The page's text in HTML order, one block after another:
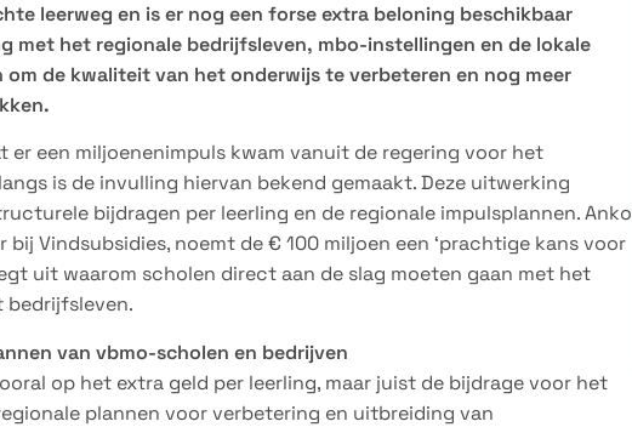
leerweg en is er nog een forse extra beloning beschikbaar
met het regionale bedrijfsleven, mbo-instellingen en de lokale
de kwaliteit van het onderwijs te verbeteren en nog meer
er een miljoenenimpuls kwam vanuit de regering voor het
is de invulling hiervan bekend gemaakt. Deze uitwerking
bijdragen per leerling en de regionale impulsplannen. Anko
Vindsubsidies, noemt de € 100 miljoen een ‘prachtige kans voor
uit waarom scholen direct aan de slag moeten gaan met het
bedrijfsleven.
van vbmo-scholen en bedrijven
op het extra geld per leerling, maar juist de bijdrage voor het
plannen voor verbetering en uitbreiding van